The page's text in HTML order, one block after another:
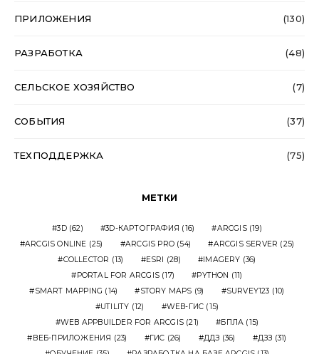
ПРИЛОЖЕНИЯ (130)
РАЗРАБОТКА (48)
СЕЛЬСКОЕ ХОЗЯЙСТВО (7)
СОБЫТИЯ (37)
ТЕХПОДДЕРЖКА (75)
МЕТКИ
3D(62) 3D-КАРТОГРАФИЯ (16) ARCGIS(19)
ARCGIS ONLINE (25) ARCGIS PRO (54) ARCGIS SERVER (25)
COLLECTOR (13) ESRI (28) IMAGERY (36)
PORTAL FOR ARCGIS (17) PYTHON (11)
SMART MAPPING (14) STORY MAPS (9) SURVEY123 (10)
UTILITY (12) WEB-ГИС (15)
WEB APPBUILDER FOR ARCGIS(21) БПЛА (15)
ВЕБ-ПРИЛОЖЕНИЯ (23) ГИС (26) ДДЗ (36) ДЗЗ (31)